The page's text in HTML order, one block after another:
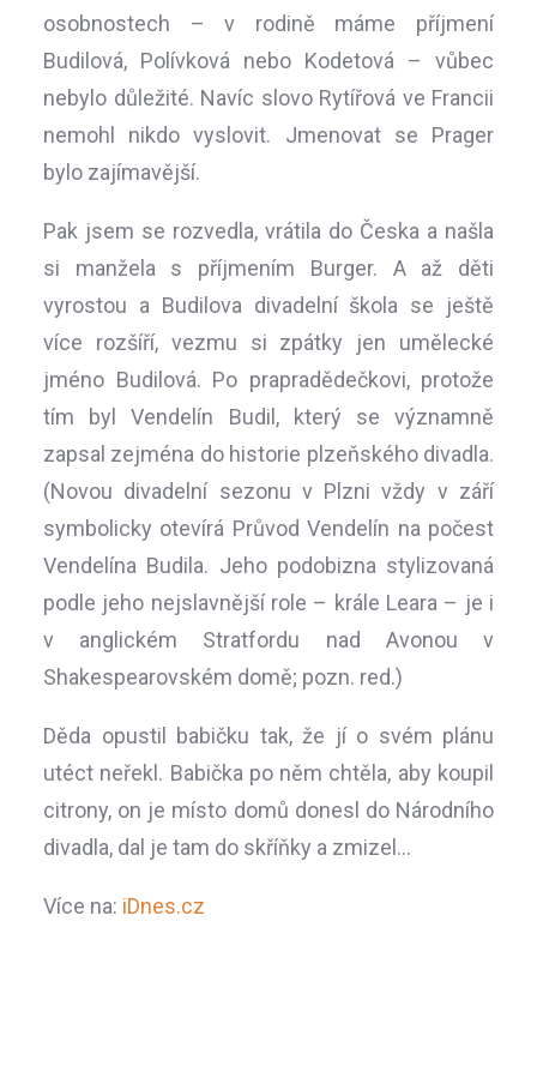
osobnostech – v rodině máme příjmení
Budilová, Polívková nebo Kodetová – vůbec
nebylo důležité. Navíc slovo Rytířová ve Francii
nemohl nikdo vyslovit. Jmenovat se Prager
bylo zajímavější.
Pak jsem se rozvedla, vrátila do Česka a našla
si manžela s příjmením Burger. A až děti
vyrostou a Budilova divadelní škola se ještě
více rozšíří, vezmu si zpátky jen umělecké
jméno Budilová. Po prapradědečkovi, protože
tím byl Vendelín Budil, který se významně
zapsal zejména do historie plzeňského divadla.
(Novou divadelní sezonu v Plzni vždy v září
symbolicky otevírá Průvod Vendelín na počest
Vendelína Budila. Jeho podobizna stylizovaná
podle jeho nejslavnější role – krále Leara – je i
v anglickém Stratfordu nad Avonou v
Shakespearovském domě; pozn. red.)
Děda opustil babičku tak, že jí o svém plánu
utéct neřekl. Babička po něm chtěla, aby koupil
citrony, on je místo domů donesl do Národního
divadla, dal je tam do skříňky a zmizel…
Více na: iDnes.cz